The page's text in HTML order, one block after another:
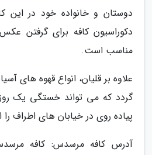
دوستان و خانواده خود در این
دکوراسیون کافه برای گرفتن
مناسب است.
علاوه بر قلیان، انواع قهوه های
گردد که می تواند خستگی یک
پیاده روی در خیابان های اطراف را
آدرس کافه مرسدس: کافه